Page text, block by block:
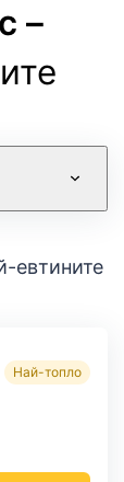
–
евтините
Най-топло
и